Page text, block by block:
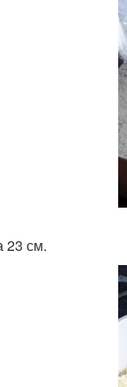
23 см.